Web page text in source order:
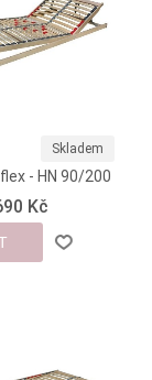
Skladem
- HN 90/200
Kč